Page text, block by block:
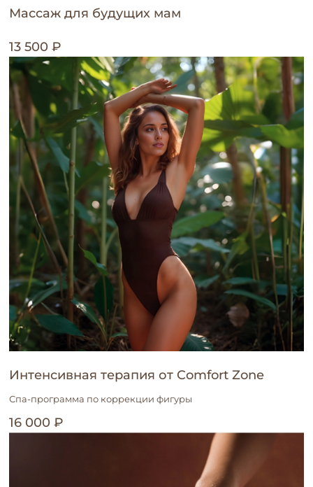
Массаж для будущих мам
13 500 ₽
Интенсивная терапия от Comfort Zone
Спа-программа по коррекции фигуры
16 000 ₽